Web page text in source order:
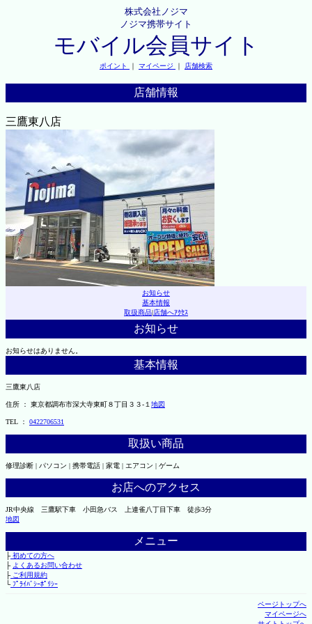
株式会社ノジマ
ノジマ携帯サイト
モバイル会員サイト
ポイント ｜ マイページ ｜ 店舗検索
店舗情報
三鷹東八店
お知らせ
基本情報
取扱商品|店舗へｱｸｾｽ
お知らせ
お知らせはありません。
基本情報
三鷹東八店
住所 ： 東京都調布市深大寺東町８丁目３３-１ 地図
TEL ： 0422706531
取扱い商品
修理診断 | パソコン | 携帯電話 | 家電 | エアコン | ゲーム
お店へのアクセス
JR中央線 三鷹駅下車 小田急バス 上連雀八丁目下車 徒歩3分
地図
メニュー
├初めての方へ
├ よくあるお問い合わせ
├ご利用規約
└ﾌﾟﾗｲﾊﾞｼｰﾎﾟﾘｼｰ
ページトップへ
マイページへ